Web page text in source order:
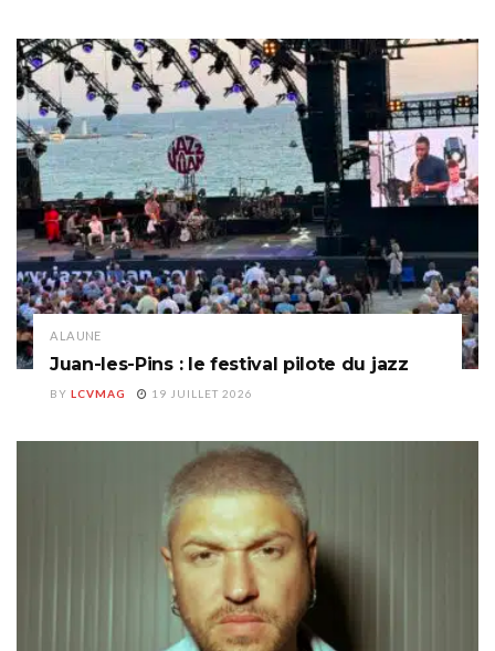
A LA UNE
Juan-les-Pins : le festival pilote du jazz
BY LCVMAG 19 JUILLET 2026